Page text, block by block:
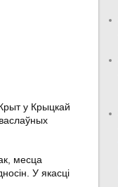
у Крыцкай
месца
У якасці